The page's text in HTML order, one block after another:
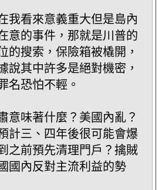
我看來意義重大但是島內
意的事件，那就是川普的
的搜索，保險箱被橇開，
說其中許多是絕對機密，
名恐怕不輕。
意味著什麼？美國內亂？
計三、四年後很可能會爆
之前預先清理門戶？擒賊
國內反對主流利益的勢